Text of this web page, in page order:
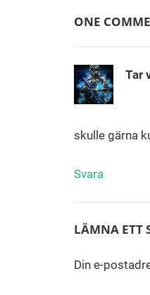
ONE
Tar
skulle gärna
Svara
LÄMNA ETT
Din e-